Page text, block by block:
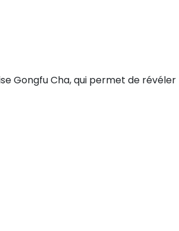
Gongfu Cha, qui permet de révéler